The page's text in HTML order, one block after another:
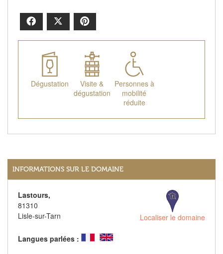
Facebook
Dégustation
Visite &
dégustation
Personnes à
mobilité
réduite
INFORMATIONS SUR LE DOMAINE
Lastours,
81310
Lisle-sur-Tarn
Localiser le domaine
Langues parlées :